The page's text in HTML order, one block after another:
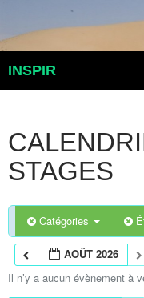
INSPIR
STAGES
Catégories
AOÛT 2026
Il n’y a aucun évènement à